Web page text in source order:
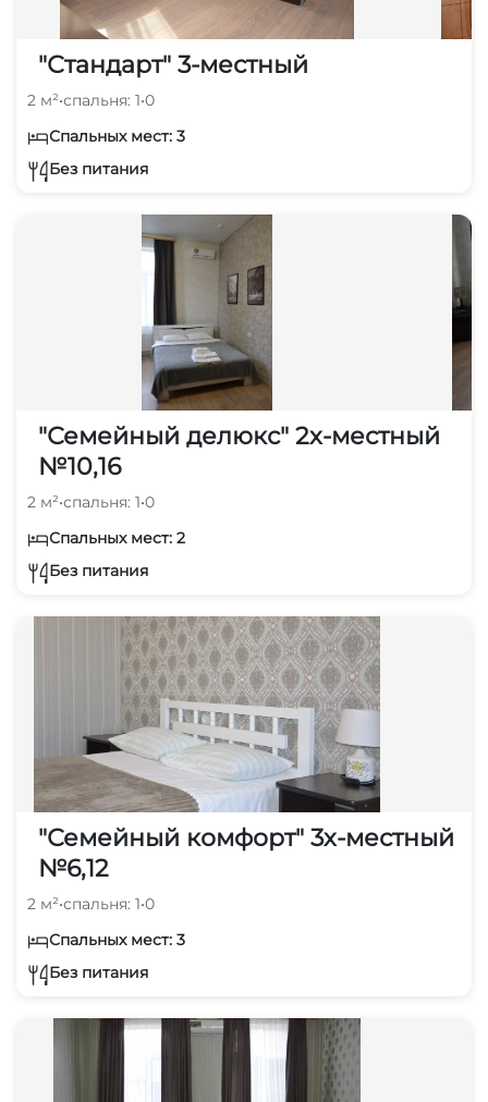
"Стандарт" 3-местный
2 м²•спальня: 1•0
Спальных мест: 3
Без питания
"Семейный делюкс" 2х-местный
№10,16
2 м²•спальня: 1•0
Спальных мест: 2
Без питания
"Семейный комфорт" 3х-местный
№6,12
2 м²•спальня: 1•0
Спальных мест: 3
Без питания